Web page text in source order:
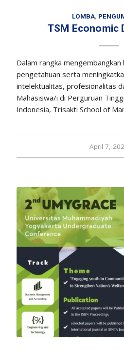
LOMBA,
TSM Economic
Dalam rangka mengembangkan
pengetahuan serta
intelektualitas, profesionalitas
Mahasiswa/i di Perguruan
Indonesia, Trisakti School of
April 7,